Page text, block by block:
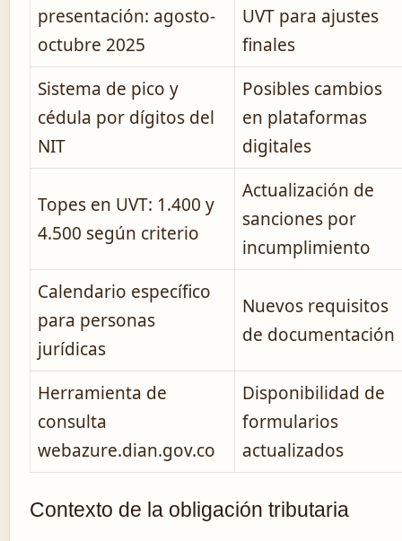
presentación: agosto-
octubre 2025
UVT para ajustes
finales
Sistema de pico y
cédula por dígitos del
NIT
Posibles cambios
en plataformas
digitales
Topes en UVT: 1.400 y
4.500 según criterio
Actualización de
sanciones por
incumplimiento
Calendario específico
para personas
jurídicas
Nuevos requisitos
de documentación
Herramienta de
consulta
webazure.dian.gov.co
Disponibilidad de
formularios
actualizados
Contexto de la obligación tributaria